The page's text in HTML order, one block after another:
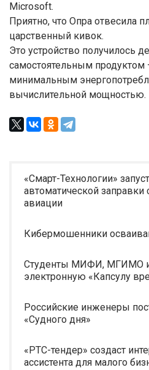
Microsoft.
Приятно, что Опра отвесила
царственный кивок.
Это устройство получилось
самостоятельным
минимальным
вычислительной мощностью.
«Смарт-Технологии»
автоматической
авиации
Кибермошенники
Студенты МИФИ, МГИМО и
электронную «Капсулу
Российские инженеры
«Судного дня»
«РТС-тендер» создаст
ассистента для малого